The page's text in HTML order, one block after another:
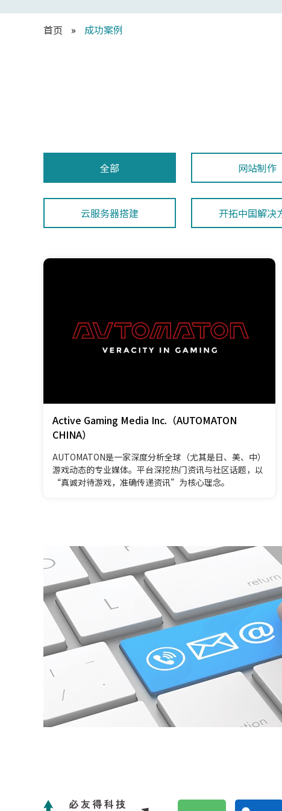
首页 » 成功案例
全部 网站制作
云服务器搭建 开拓中国解决
Active Gaming Media Inc.（AUTOMATON
CHINA）
AUTOMATON是一家深度分析全球（尤其是日、美、中）
游戏动态的专业媒体。平台深挖热门资讯与社区话题，以
“真诚对待游戏，准确传递资讯”为核心理念。